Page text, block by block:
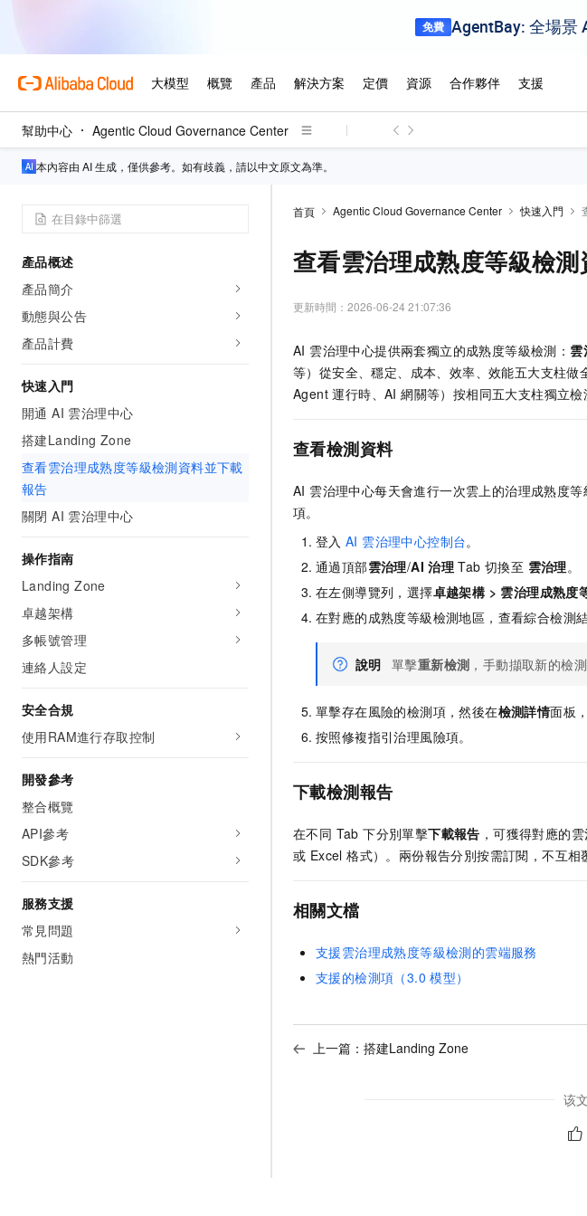
幫助中心 Agentic Cloud Governance Center
本內容由 AI 生成，僅供參考。如有歧義，請以中文原文為準。
產品概述
產品簡介
動態與公告
產品計費
快速入門
開通 AI 雲治理中心
搭建Landing Zone
查看雲治理成熟度等級檢測資料並下載
報告
關閉 AI 雲治理中心
操作指南
Landing Zone
卓越架構
多帳號管理
連絡人設定
安全合規
使用RAM進行存取控制
開發參考
整合概覽
API參考
SDK參考
服務支援
常見問題
熱門活動
首頁 Agentic Cloud Governance Center 快速入門
查看雲治理成熟度等級檢
更新時間： 2026-06-24 21:07:36
AI 雲治理中心提供兩套獨立的成熟度等級檢測： 雲
等）從安全、穩定、成本、效率、效能五大支柱做
Agent 運行時、AI 網關等）按相同五大支柱獨立
查看檢測資料
AI 雲治理中心每天會進行一次雲上的治理成熟度
項。
登入 AI 雲治理中心控制台。
通過頂部雲治理/AI 治理 Tab 切換至 雲治理。
在左側導覽列，選擇卓越架構> 雲治理成熟度
在對應的成熟度等級檢測地區，查看綜合檢測結
說明 單擊重新檢測 ，手動擷取新的檢測
單擊存在風險的檢測項，然後在檢測詳情面板
按照修複指引治理風險項。
下載檢測報告
在不同 Tab 下分別單擊下載報告 ，可獲得對應的
或 Excel 格式）。兩份報告分別按需訂閱，不互相
相關文檔
支援雲治理成熟度等級檢測的雲端服務
支援的檢測項（3.0 模型）
上一篇： 搭建Landing Zone
该